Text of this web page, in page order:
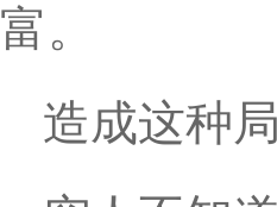
富。
造成这种